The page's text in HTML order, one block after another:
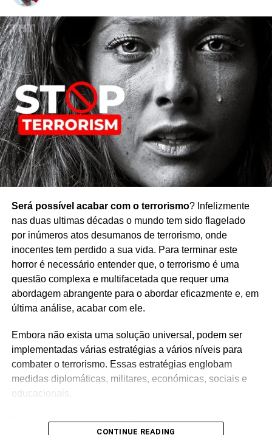
Será possível acabar com o terrorismo? Infelizmente
nas duas ultimas décadas o mundo tem sido flagelado
por inúmeros atos desumanos de terrorismo, onde
inocentes tem perdido a sua vida. Para terminar este
horror é necessário entender que, o terrorismo é uma
questão complexa e multifacetada que requer uma
abordagem abrangente para o abordar eficazmente e, em
última análise, acabar com ele.
Embora não exista uma solução universal, podem ser
implementadas várias estratégias a vários níveis para
combater o terrorismo. Essas estratégias englobam
medidas diplomáticas, militares, económicas, sociais e
educacionais.
É importante notar que erradicar completamente o
CONTINUE READING